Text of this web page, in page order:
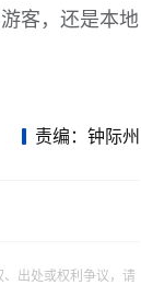
客，还是本地
责编：钟际州
出处或权利争议，请